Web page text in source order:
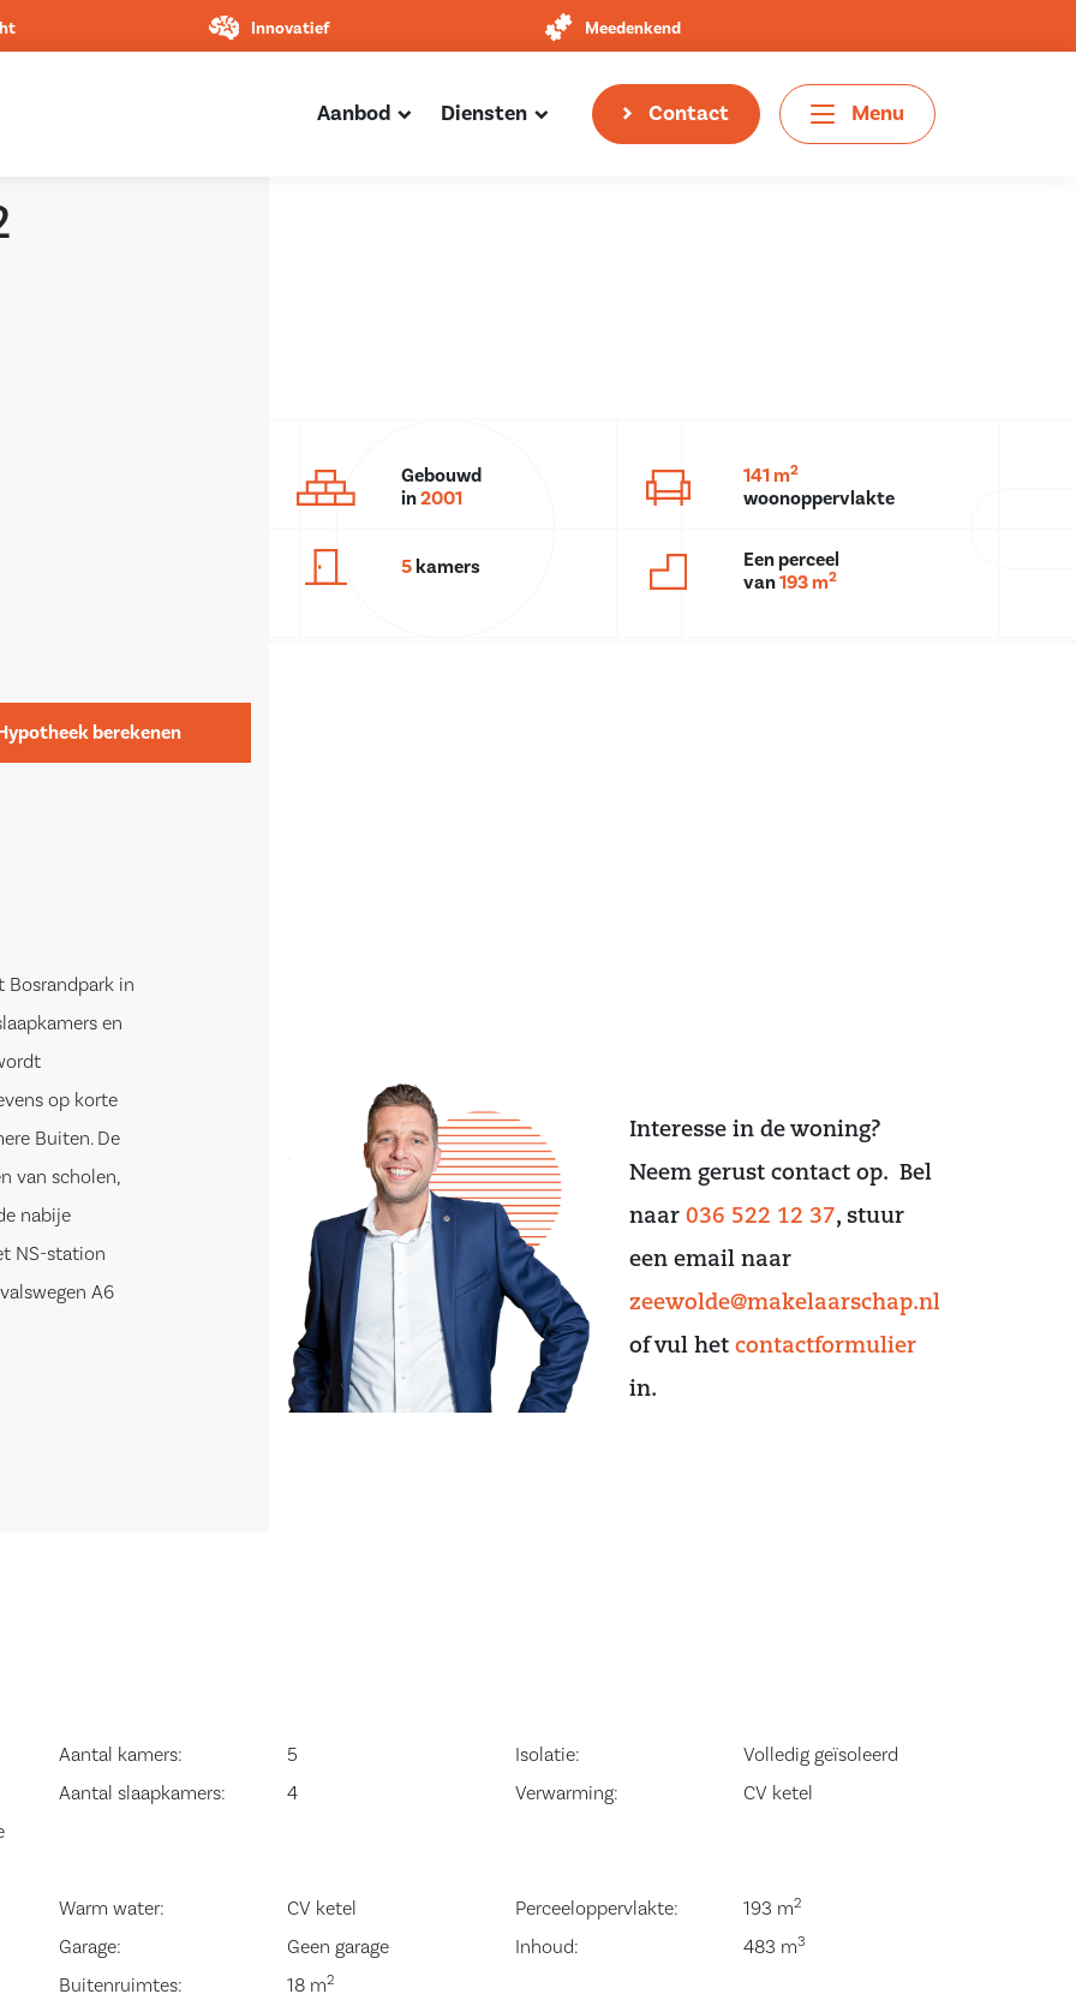
Innovatief Meedenkend
Aanbod Diensten Contact Menu
Gebouwd
in2001
141 m2
woonoppervlakte
5kamers
Een perceel
van193 m2
berekenen
Bosrandpark in
en
op korte
Buiten. De
van scholen,
nabije
NS-station
A6
is voorzien
Overloop
en
Interesse in de woning?
Neem gerust contact op. Bel
naar 036 522 12 37, stuur
een email naar
zeewolde@makelaarschap.nl
of vul het contactformulier
in.
Aantal kamers: 5 Isolatie:
Volledig geïsoleerd
Aantal slaapkamers: 4 Verwarming: CV ketel
Warm water: CV ketel Perceeloppervlakte: 193 m2
Garage: Geen garage Inhoud: 483 m3
Buitenruimtes: 18 m2